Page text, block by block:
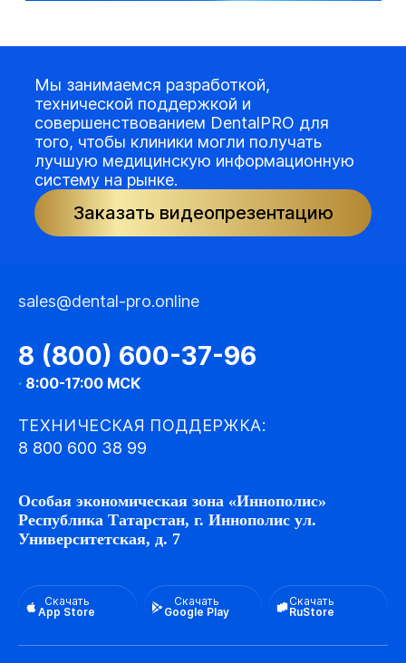
Мы занимаемся разработкой,
технической поддержкой и
совершенствованием DentalPRO для
того, чтобы клиники могли получать
лучшую медицинскую информационную
систему на рынке.
Заказать видеопрезентацию
sales@dental-pro.online
8 (800) 600-37-96
· 8:00-17:00 МСК
ТЕХНИЧЕСКАЯ ПОДДЕРЖКА:
8 800 600 38 99
Особая экономическая зона «Иннополис»
Республика Татарстан, г. Иннополис ул.
Университетская, д. 7
Скачать
App Store
Скачать
Google Play
Скачать
RuStore